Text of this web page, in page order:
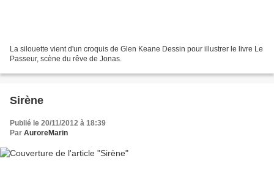
La silouette vient d'un croquis de Glen Keane Dessin pour illustrer le livre Le
Passeur, scène du rêve de Jonas.
Sirène
Publié le 20/11/2012 à 18:39
Par AuroreMarin